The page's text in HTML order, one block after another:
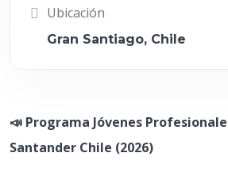
Ubicación
Gran Santiago, Chile
📣 Programa Jóvenes
Santander Chile (2026)